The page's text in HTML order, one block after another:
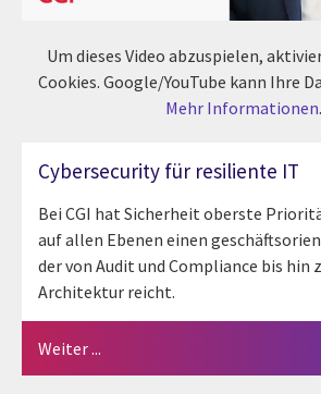
Um dieses Video abzuspielen,
Cookies. Google/YouTube kann Ihre
Mehr Informationen.
Cybersecurity für resiliente IT
Bei CGI hat Sicherheit oberste
auf allen Ebenen einen
der von Audit und Compliance bis hin
Architektur reicht.
Weiter ...